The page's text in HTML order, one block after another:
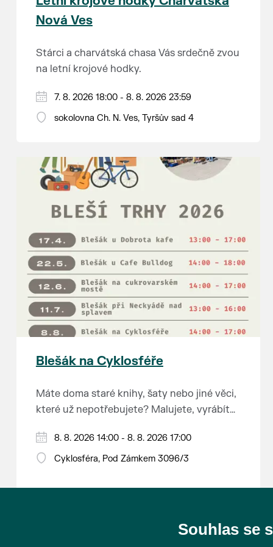
Nová Ves
Stárci a charvátská chasa Vás srdečně zvou
na letní krojové hodky.
PÁTEK 7. srpna
18:00 - ruční stavění máje
14:00 - krojový průvod pro stárky od
hostince “U Buvola”
16:00 - odpolední zábava na sokolovně
21:00 - večerní zábava
K tanci a poslechu bude hrát DH
Lanžhotčané.
Těšíme se na Vás!
7. 8. 2026 18:00 - 8. 8. 2026 23:59
sokolovna Ch. N. Ves, Tyršův sad 4
Blešák na Cyklosféře
Máte doma staré knihy, šaty nebo jiné věci,
které už nepotřebujete? Malujete, vyrábíte
Chcete se zbavit staré sbírky, která
zbytečně leží na půdě? Překáží vám ve
Anebo byste rádi našli poklady za pár
Prodejce prosíme tradičně o příchod 30
8. 8. 2026 14:00 - 8. 8. 2026 17:00
Cyklosféra, Pod Zámkem 3096/3
Souhlas se